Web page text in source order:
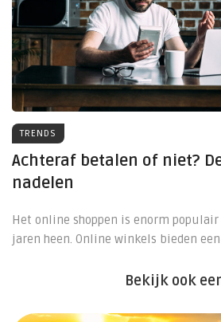
TRENDS
Achteraf betalen of niet?
nadelen
Het online shoppen is enorm populair
jaren heen. Online winkels bieden een
Bekijk ook